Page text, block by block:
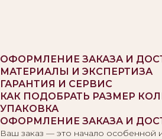
ОФОРМЛЕНИЕ ЗАКАЗА И
МАТЕРИАЛЫ И ЭКСПЕРТИЗА
ГАРАНТИЯ И СЕРВИС
КАК ПОДОБРАТЬ РАЗМЕР
УПАКОВКА
ОФОРМЛЕНИЕ ЗАКАЗА И
Ваш заказ — это начало особенной